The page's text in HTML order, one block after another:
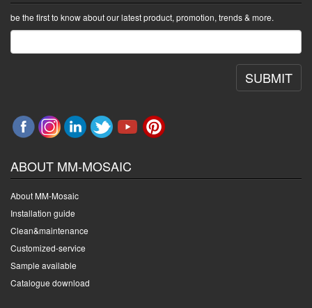
be the first to know about our latest product, promotion, trends & more.
SUBMIT
ABOUT MM-MOSAIC
About MM-Mosaic
Installation guide
Clean&maintenance
Customized-service
Sample available
Catalogue download